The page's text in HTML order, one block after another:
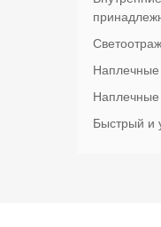
Наплечные
Наплечные
Быстрый и